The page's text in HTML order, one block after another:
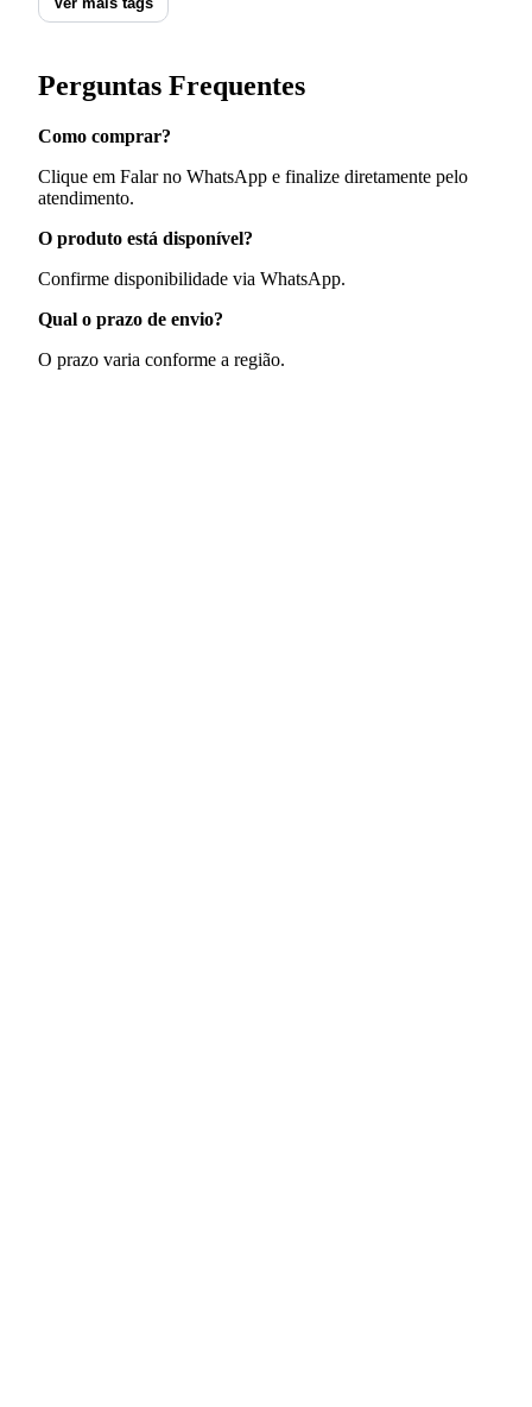
Perguntas Frequentes
Como comprar?
Clique em Falar no WhatsApp e finalize diretamente pelo
atendimento.
O produto está disponível?
Confirme disponibilidade via WhatsApp.
Qual o prazo de envio?
O prazo varia conforme a região.